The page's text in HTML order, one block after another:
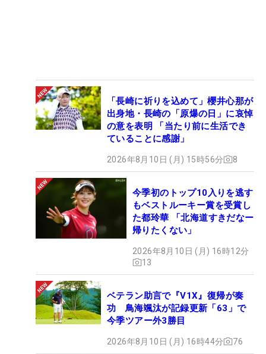
「長崎に祈りを込めて」櫻井心那が
出身地・長崎の「原爆の日」に哀悼
の意を表明 「当たり前に生活でき
ていることに感謝」
2026年8月10日 (月) 15時56分 8
今季初のトップ10入りを逃す
もベストルーキー賞を受賞し
た都玲華 「北海道すきだなー
帰りたくない」
2026年8月10日 (月) 16時12分
13
ベテラン助言で『V1X』復帰が奏
功 鳥海颯汰が記録更新「63」で
今季ツアー外3勝目
2026年8月10日 (月) 16時44分 76